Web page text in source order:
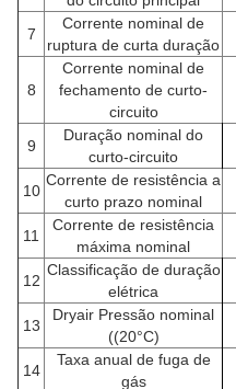
7
Corrente nominal de
ruptura de curta duração
8
Corrente nominal de
fechamento de curto-
circuito
9
Duração nominal do
curto-circuito
10
Corrente de resistência a
curto prazo nominal
11
Corrente de resistência
máxima nominal
12
Classificação de duração
elétrica
13
Dryair Pressão nominal
((20°C)
14
Taxa anual de fuga de
gás